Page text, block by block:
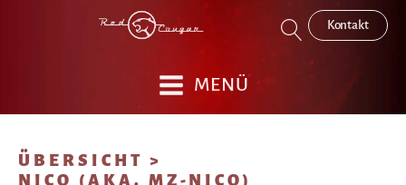
Kontakt
MENÜ
ÜBERSICHT >
NICO (AKA. MZ-NICO)